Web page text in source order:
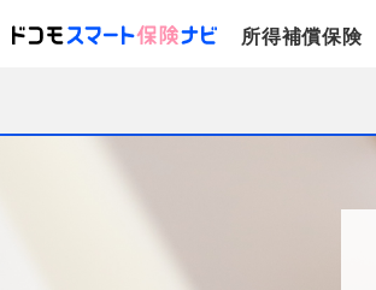
所得補償保険